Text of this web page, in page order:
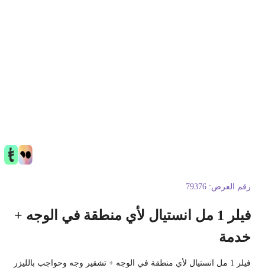
العرض: 79376
فيلر 1 مل انستيال لأي منطقة في الوجه +
فيلر 1 مل انستيال لأي منطقة في الوجه + تشقير وجه وحواجب بالليزر